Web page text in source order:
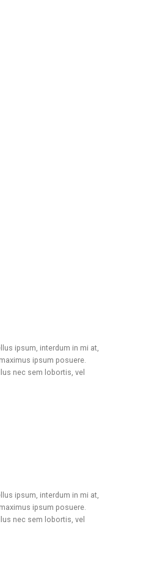
ipsum, interdum in mi at,
ipsum posuere.
nec sem lobortis, vel
ipsum, interdum in mi at,
ipsum posuere.
nec sem lobortis, vel